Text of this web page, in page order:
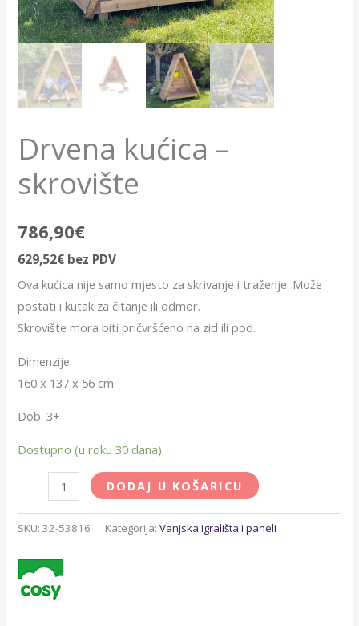
Drvena kućica –
skrovište
786,90€
629,52€ bez PDV
Ova kućica nije samo mjesto za skrivanje i traženje. Može
postati i kutak za čitanje ili odmor.
Skrovište mora biti pričvršćeno na zid ili pod.
Dimenzije:
160 x 137 x 56 cm
Dob: 3+
Dostupno (u roku 30 dana)
DODAJ U KOŠARICU
SKU:32-53816 Kategorija:Vanjska igrališta i paneli